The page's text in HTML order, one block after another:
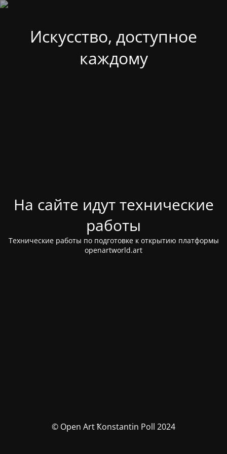
Искусство, доступное
каждому
На сайте идут технические
работы
Технические работы по подготовке к открытию платформы
openartworld.art
© Open Art Ҟonstantin Poll 2024